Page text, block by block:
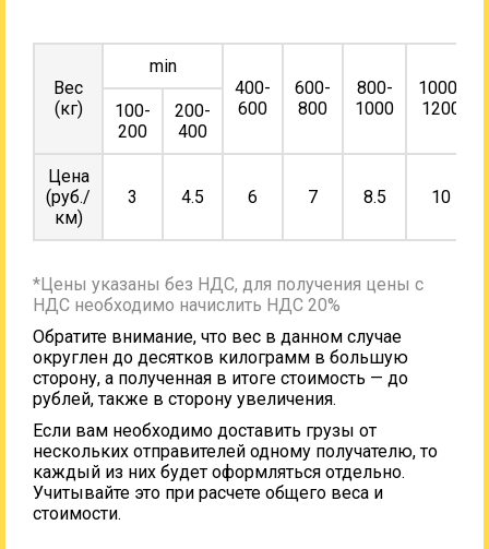
Вес
(кг)
min
400-
600
600-
800
800-
1000
1000-
1200
100-
200
200-
400
Цена
(руб./
км)
3 4.5 6 7 8.5 10
*Цены указаны без НДС, для получения цены с
НДС необходимо начислить НДС 20%
Обратите внимание, что вес в данном случае
округлен до десятков килограмм в большую
сторону, а полученная в итоге стоимость — до
рублей, также в сторону увеличения.
Если вам необходимо доставить грузы от
нескольких отправителей одному получателю, то
каждый из них будет оформляться отдельно.
Учитывайте это при расчете общего веса и
стоимости.